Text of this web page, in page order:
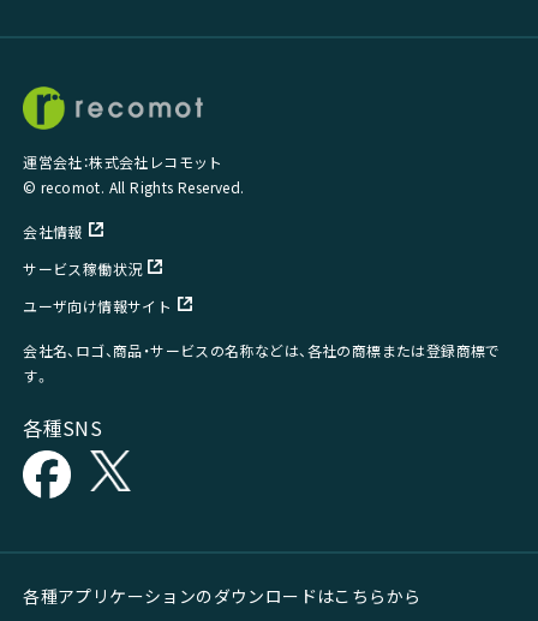
運営会社：株式会社レコモット
© recomot. All Rights Reserved.
会社情報
サービス稼働状況
ユーザ向け情報サイト
会社名、ロゴ、商品・サービスの名称などは、各社の商標または登録商標で
す。
各種SNS
各種アプリケーションのダウンロードはこちらから